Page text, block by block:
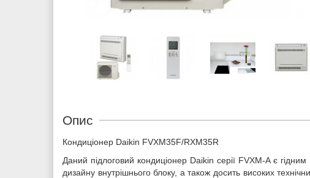
Опис
Кондиціонер Daikin FVXM35F/RXM35R
Даний підлоговий кондиціонер Daikin серії FVXM-A є
дизайну внутрішнього блоку, а також досить високих